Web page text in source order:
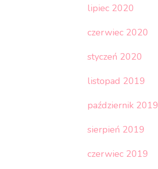
lipiec 2020
czerwiec 2020
styczeń 2020
listopad 2019
październik 2019
sierpień 2019
czerwiec 2019